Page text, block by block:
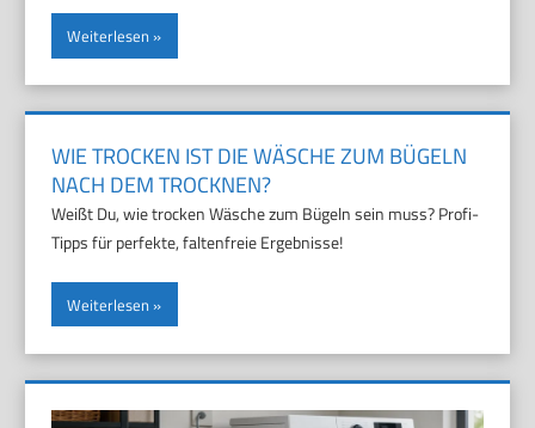
Weiterlesen
WIE TROCKEN IST DIE WÄSCHE ZUM BÜGELN
NACH DEM TROCKNEN?
Weißt Du, wie trocken Wäsche zum Bügeln sein muss? Profi-
Tipps für perfekte, faltenfreie Ergebnisse!
Weiterlesen